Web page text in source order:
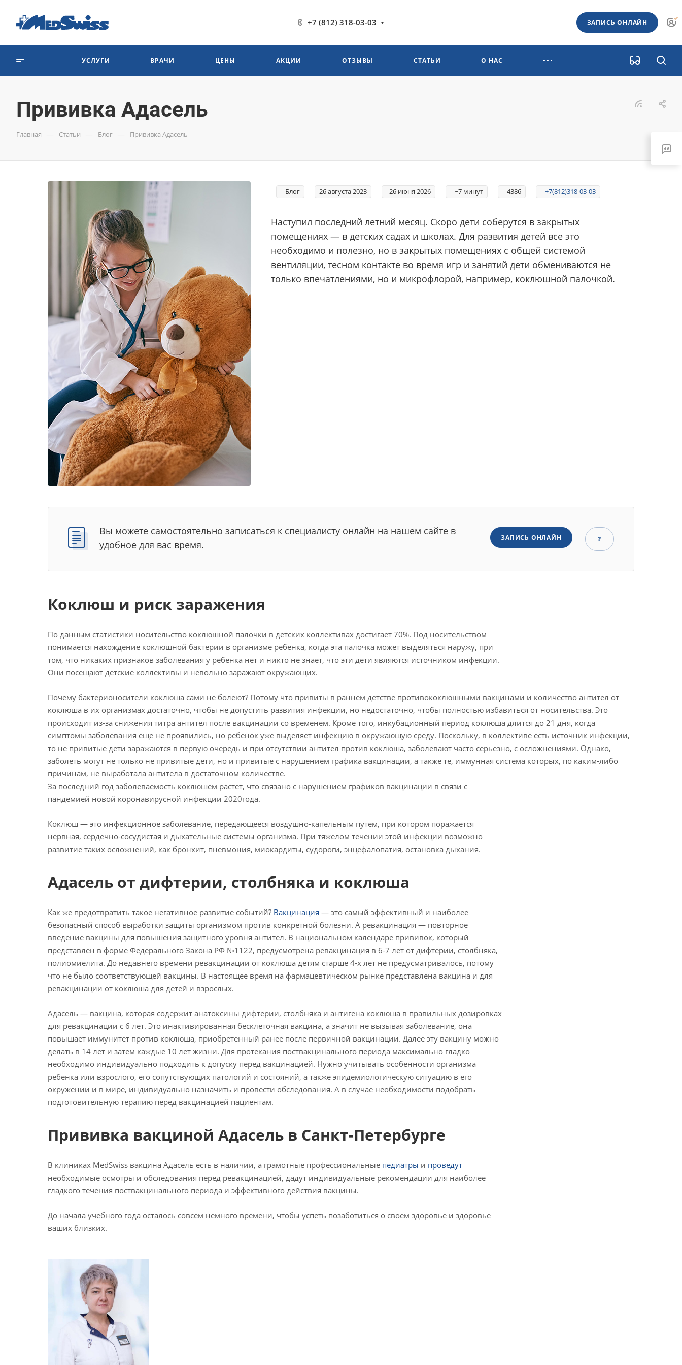
+7 (812) 318-03-03 ЗАПИСЬ ОНЛАЙН
УСЛУГИ ВРАЧИ ЦЕНЫ АКЦИИ ОТЗЫВЫ СТАТЬИ О НАС
Прививка Адасель
Главная — Статьи — Блог — Прививка Адасель
Блог 26 августа 2023 26 июня 2026 ~7 минут 4386 +7(812)318-03-03
Наступил последний летний месяц. Скоро дети соберутся в закрытых
помещениях — в детских садах и школах. Для развития детей все это
необходимо и полезно, но в закрытых помещениях с общей системой
вентиляции, тесном контакте во время игр и занятий дети обмениваются не
только впечатлениями, но и микрофлорой, например, коклюшной палочкой.
Вы можете самостоятельно записаться к специалисту онлайн на нашем сайте в
удобное для вас время.
ЗАПИСЬ ОНЛАЙН ?
Коклюш и риск заражения
По данным статистики носительство коклюшной палочки в детских коллективах достигает 70%. Под носительством
понимается нахождение коклюшной бактерии в организме ребенка, когда эта палочка может выделяться наружу, при
том, что никаких признаков заболевания у ребенка нет и никто не знает, что эти дети являются источником инфекции.
Они посещают детские коллективы и невольно заражают окружающих.
Почему бактерионосители коклюша сами не болеют? Потому что привиты в раннем детстве противококлюшными вакцинами и количество антител от
коклюша в их организмах достаточно, чтобы не допустить развития инфекции, но недостаточно, чтобы полностью избавиться от носительства. Это
происходит из-за снижения титра антител после вакцинации со временем. Кроме того, инкубационный период коклюша длится до 21 дня, когда
симптомы заболевания еще не проявились, но ребенок уже выделяет инфекцию в окружающую среду. Поскольку, в коллективе есть источник инфекции,
то не привитые дети заражаются в первую очередь и при отсутствии антител против коклюша, заболевают часто серьезно, с осложнениями. Однако,
заболеть могут не только не привитые дети, но и привитые с нарушением графика вакцинации, а также те, иммунная система которых, по каким-либо
причинам, не выработала антитела в достаточном количестве.
За последний год заболеваемость коклюшем растет, что связано с нарушением графиков вакцинации в связи с
пандемией новой коронавирусной инфекции 2020года.
Коклюш — это инфекционное заболевание, передающееся воздушно-капельным путем, при котором поражается
нервная, сердечно-сосудистая и дыхательные системы организма. При тяжелом течении этой инфекции возможно
развитие таких осложнений, как бронхит, пневмония, миокардиты, судороги, энцефалопатия, остановка дыхания.
Адасель от дифтерии, столбняка и коклюша
Как же предотвратить такое негативное развитие событий? Вакцинация — это самый эффективный и наиболее
безопасный способ выработки защиты организмом против конкретной болезни. А ревакцинация — повторное
введение вакцины для повышения защитного уровня антител. В национальном календаре прививок, который
представлен в форме Федерального Закона РФ №1122, предусмотрена ревакцинация в 6-7 лет от дифтерии, столбняка,
полиомиелита. До недавнего времени ревакцинации от коклюша детям старше 4-х лет не предусматривалось, потому
что не было соответствующей вакцины. В настоящее время на фармацевтическом рынке представлена вакцина и для
ревакцинации от коклюша для детей и взрослых.
Адасель — вакцина, которая содержит анатоксины дифтерии, столбняка и антигена коклюша в правильных дозировках
для ревакцинации с 6 лет. Это инактивированная бесклеточная вакцина, а значит не вызывая заболевание, она
повышает иммунитет против коклюша, приобретенный ранее после первичной вакцинации. Далее эту вакцину можно
делать в 14 лет и затем каждые 10 лет жизни. Для протекания поствакцинального периода максимально гладко
необходимо индивидуально подходить к допуску перед вакцинацией. Нужно учитывать особенности организма
ребенка или взрослого, его сопутствующих патологий и состояний, а также эпидемиологическую ситуацию в его
окружении и в мире, индивидуально назначить и провести обследования. А в случае необходимости подобрать
подготовительную терапию перед вакцинацией пациентам.
Прививка вакциной Адасель в Санкт-Петербурге
В клиниках MedSwiss вакцина Адасель есть в наличии, а грамотные профессиональные педиатры и проведут
необходимые осмотры и обследования перед ревакцинацией, дадут индивидуальные рекомендации для наиболее
гладкого течения поствакцинального периода и эффективного действия вакцины.
До начала учебного года осталось совсем немного времени, чтобы успеть позаботиться о своем здоровье и здоровье
ваших близких.